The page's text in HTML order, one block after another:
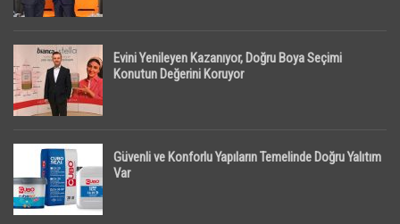
Evini Yenileyen Kazanıyor, Doğru Boya Seçimi
Konutun Değerini Koruyor
Güvenli ve Konforlu Yapıların Temelinde Doğru Yalıtım
Var